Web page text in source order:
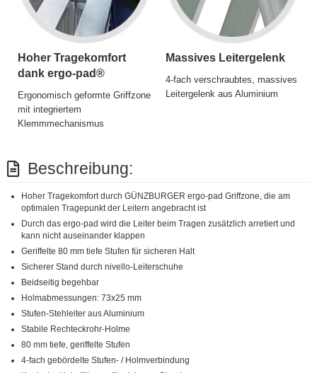
Hoher Tragekomfort
dank ergo-pad®
Ergonomisch geformte Griffzone
mit integriertem
Klemmmechanismus
Massives Leitergelenk
4-fach verschraubtes, massives
Leitergelenk aus Aluminium
Beschreibung:
Hoher Tragekomfort durch GÜNZBURGER ergo-pad Griffzone, die am
optimalen Tragepunkt der Leitern angebracht ist
Durch das ergo-pad wird die Leiter beim Tragen zusätzlich arretiert und
kann nicht auseinander klappen
Geriffelte 80 mm tiefe Stufen für sicheren Halt
Sicherer Stand durch nivello-Leiterschuhe
Beidseitig begehbar
Holmabmessungen: 73x25 mm
Stufen-Stehleiter aus Aluminium
Stabile Rechteckrohr-Holme
80 mm tiefe, geriffelte Stufen
4-fach gebördelte Stufen- / Holmverbindung